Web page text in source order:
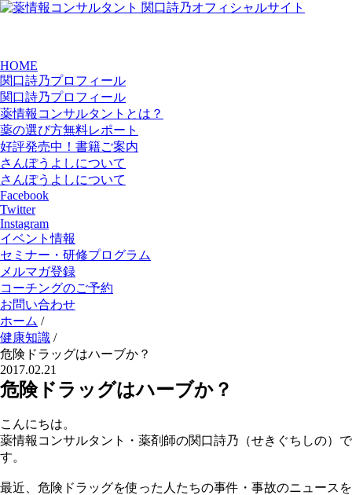
HOME
関口詩乃プロフィール
関口詩乃プロフィール
薬情報コンサルタントとは？
薬の選び方無料レポート
好評発売中！書籍ご案内
さんぽうよしについて
さんぽうよしについて
Facebook
Twitter
Instagram
イベント情報
セミナー・研修プログラム
メルマガ登録
コーチングのご予約
お問い合わせ
ホーム /
健康知識 /
危険ドラッグはハーブか？
2017.02.21
危険ドラッグはハーブか？
こんにちは。
薬情報コンサルタント・薬剤師の関口詩乃（せきぐちしの）で
す。
最近、危険ドラッグを使った人たちの事件・事故のニュースを